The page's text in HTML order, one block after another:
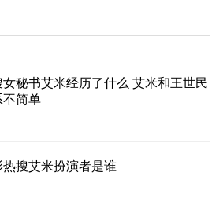
女秘书艾米经历了什么 艾米和王世民
不简单
热搜艾米扮演者是谁